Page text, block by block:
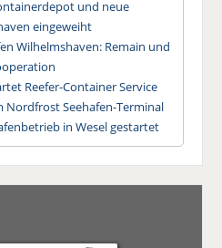
und neue
eingeweiht
Wilhelmshaven: Remain und
Reefer-Container Service
Nordfrost Seehafen-Terminal
in Wesel gestartet